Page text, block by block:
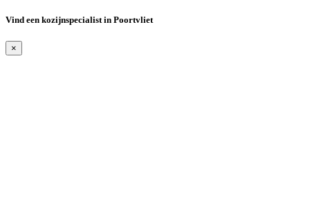
Vind een kozijnspecialist in Poortvliet
×